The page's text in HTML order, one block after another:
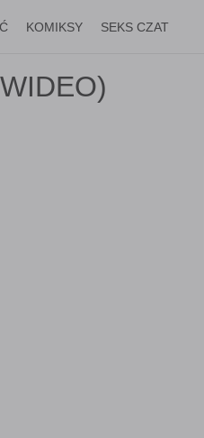
KOMIKSY SEKS CZAT